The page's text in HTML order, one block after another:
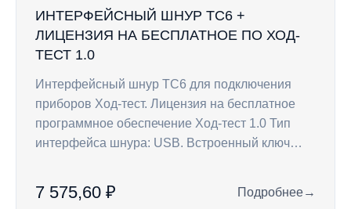
ИНТЕРФЕЙСНЫЙ ШНУР TC6 +
ЛИЦЕНЗИЯ НА БЕСПЛАТНОЕ ПО ХОД-
ТЕСТ 1.0
Интерфейсный шнур ТС6 для подключения
приборов Ход-тест. Лицензия на бесплатное
программное обеспечение Ход-тест 1.0 Тип
интерфейса шнура: USB. Встроенный ключ…
7 575,60 ₽ Подробнее
: Интерфейсный
→